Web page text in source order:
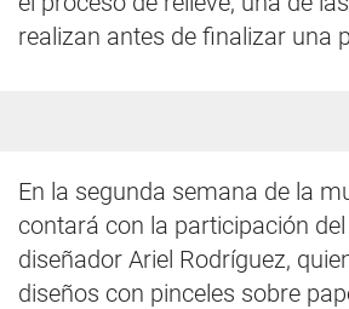
realizan antes de finalizar una
En la segunda semana de la
contará con la participación
diseñador Ariel Rodríguez,
diseños con pinceles sobre